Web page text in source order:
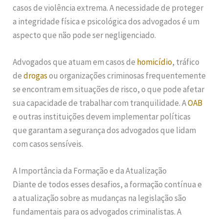
casos de violência extrema. A necessidade de proteger
a integridade física e psicológica dos advogados é um
aspecto que não pode ser negligenciado.
Advogados que atuam em casos de homicídio, tráfico
dedrogasou organizações criminosas frequentemente
se encontram em situações de risco, o que pode afetar
sua capacidade de trabalhar com tranquilidade. AOAB
e outras instituições devem implementar políticas
que garantam a segurança dos advogados que lidam
com casos sensíveis.
A Importância da Formação e da Atualização
Diante de todos esses desafios, a formação contínua e
a atualização sobre as mudanças na legislação são
fundamentais para os advogados criminalistas. A